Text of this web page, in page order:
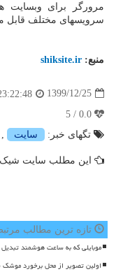
مرورگر برای وبسایت
سرویسهای مختلف قابل
منبع: shiksite.ir
1399/12/25
تگهای خبر:
سایت ,
این مطلب سایت شیک
تازه ترین مطالب
موبایلی که به ساعت هوشمند
اولین تصویر از محل برخورد موشک